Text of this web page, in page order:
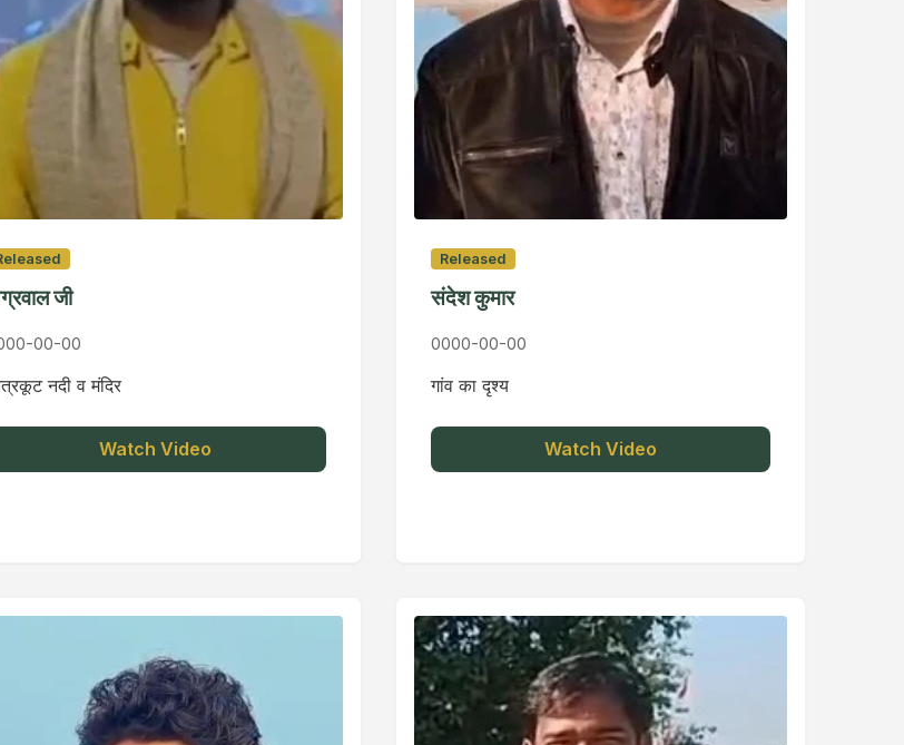
जी
00-00
नदी व मंदिर
Watch Video
Released
संदेश कुमार
0000-00-00
गांव का दृश्य
Watch Video